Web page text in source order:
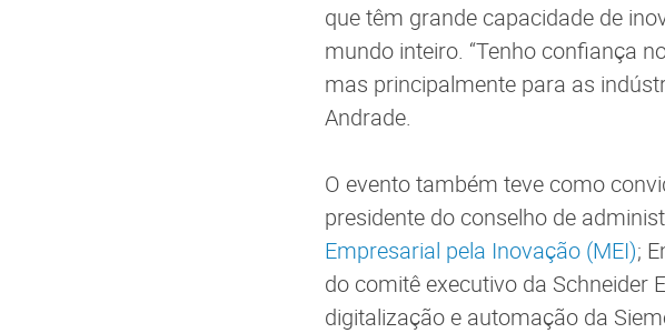
que têm grande capacidade de
mundo inteiro. “Tenho confiança
mas principalmente para as
Andrade.
O evento também teve como
presidente do conselho de
Empresarial pela Inovação (MEI);
do comitê executivo da Schneider
digitalização e automação da